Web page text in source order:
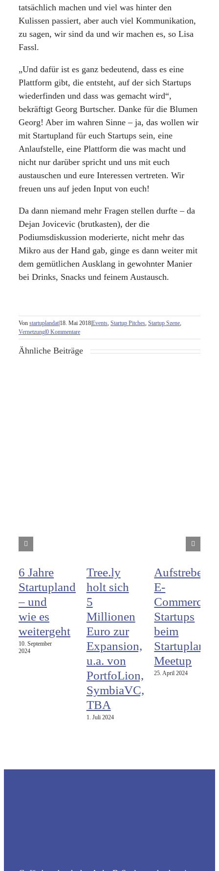
tatsächlich machen und viel was hinter den
Kulissen passiert, aber auch viel Kommunikation,
zu sagen, wir sind da und wir machen es, so Lisa
Fassl.
„Und dafür ist es ganz bedeutend, dass es eine
Plattform gibt, die entsteht, auf der sich Startups
wiederfinden und dass was gemacht wird“,
bekräftigt Georg Burtscher. Danke für die Blumen
Georg! Aber im wahren Sinne – ja, das wollen wir
mit Startupland für euch Startups sein, eine
Anlaufstelle, eine Plattform die was macht und
nicht nur darüber spricht und uns mit euch
austauschen und eure Interessen vertreten. Wir
freuen uns auf jeden Input von euch!
Da dann niemand mehr Fragen stellen durfte – da
Dejan Jovicevic (brutkasten), der die
Podiumsdiskussion moderierte, nicht mehr das
Mikro aus der Hand gab, ginge es dann weiter mit
dem gemütlichen Ausklang in gewohnter Manier
bei Drinks, Snacks und feinem Austausch.
Von startuplandat 18. Mai 2018Events, Startup Pitches, Startup Szene,
Vernetzung0 Kommentare
Ähnliche Beiträge
6 Jahre
Startupland
– und
wie es
weitergeht
10. September
2024
Tree.ly
holt sich
5
Millionen
Euro zur
Expansion,
u.a. von
PortfoLion,
SymbiaVC,
TBA
1. Juli 2024
E-
Commerce
Startups
beim
Startupland
Meetup
25. April 2024